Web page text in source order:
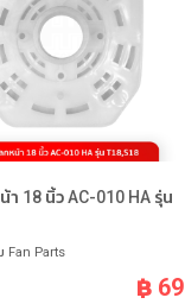
า 18 นิ้ว AC-010 HA รุ่น
Fan Parts
฿ 69